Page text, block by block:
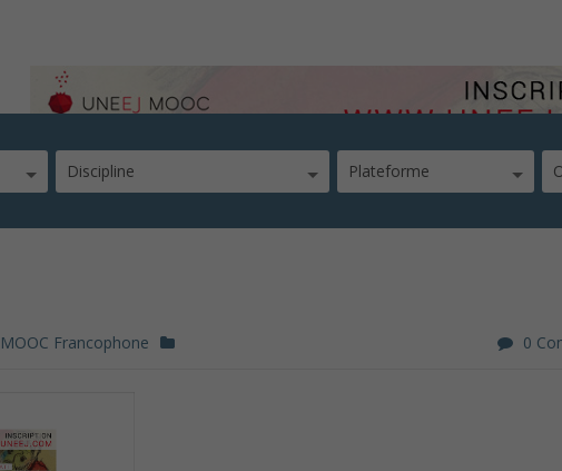
le Monde dans la pensée
Discipline Plateforme
MOOC Francophone 0